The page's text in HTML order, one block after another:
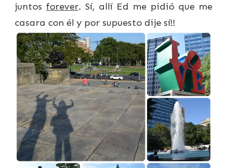
juntos forever. Sí, allí Ed me pidió que me
casara con él y por supuesto dije sí!!